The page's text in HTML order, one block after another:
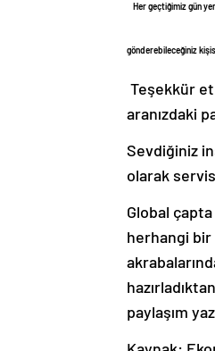
Her geçtiğimiz gün
gönderebileceğiniz
Teşekkür et
aranızdaki
Sevdiğiniz
olarak
Global
herhangi bir
paylaşım